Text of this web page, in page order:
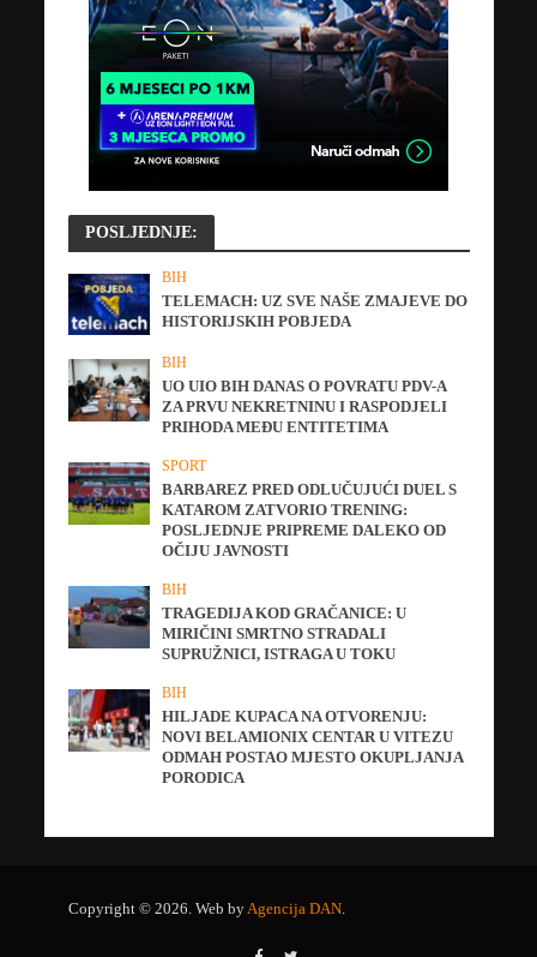
POSLJEDNJE:
BIH
TELEMACH: UZ SVE NAŠE ZMAJEVE DO
HISTORIJSKIH POBJEDA
BIH
UO UIO BIH DANAS O POVRATU PDV-A
ZA PRVU NEKRETNINU I RASPODJELI
PRIHODA MEĐU ENTITETIMA
SPORT
BARBAREZ PRED ODLUČUJUĆI DUEL S
KATAROM ZATVORIO TRENING:
POSLJEDNJE PRIPREME DALEKO OD
OČIJU JAVNOSTI
BIH
TRAGEDIJA KOD GRAČANICE: U
MIRIČINI SMRTNO STRADALI
SUPRUŽNICI, ISTRAGA U TOKU
BIH
HILJADE KUPACA NA OTVORENJU:
NOVI BELAMIONIX CENTAR U VITEZU
ODMAH POSTAO MJESTO OKUPLJANJA
PORODICA
Copyright © 2026. Web byAgencija DAN.